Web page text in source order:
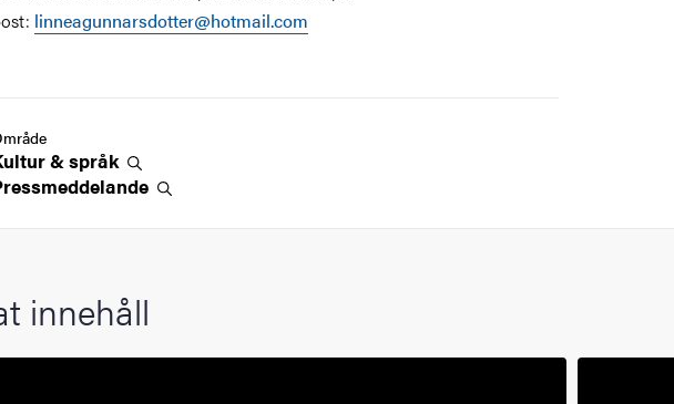
linneagunnarsdotter@hotmail.com
&språk
innehåll